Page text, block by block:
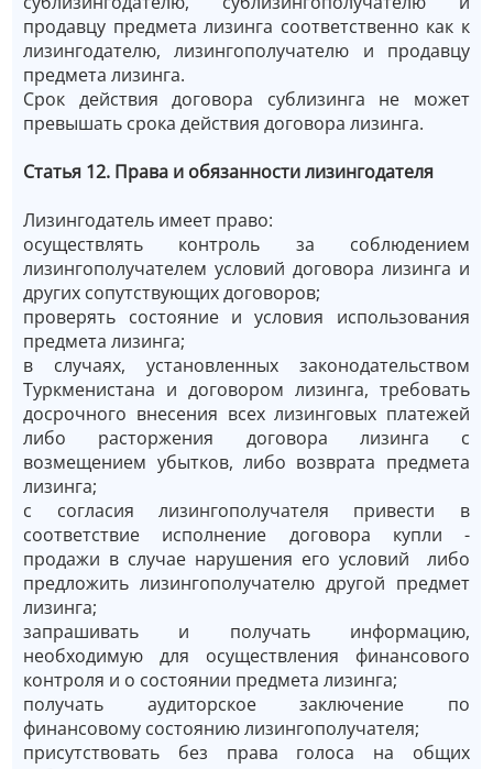
продавцу предмета лизинга соответственно как к
лизингодателю, лизингополучателю и продавцу
предмета лизинга.
Срок действия договора сублизинга не может
превышать срока действия договора лизинга.
Статья 12. Права и обязанности лизингодателя
Лизингодатель имеет право:
осуществлять контроль за соблюдением
лизингополучателем условий договора лизинга и
других сопутствующих договоров;
проверять состояние и условия использования
предмета лизинга;
в случаях, установленных законодательством
Туркменистана и договором лизинга, требовать
досрочного внесения всех лизинговых платежей
либо расторжения договора лизинга с
возмещением убытков, либо возврата предмета
лизинга;
с согласия лизингополучателя привести в
соответствие исполнение договора купли -
продажи в случае нарушения его условий либо
предложить лизингополучателю другой предмет
лизинга;
запрашивать и получать информацию,
необходимую для осуществления финансового
контроля и о состоянии предмета лизинга;
получать аудиторское заключение по
финансовому состоянию лизингополучателя;
присутствовать без права голоса на общих